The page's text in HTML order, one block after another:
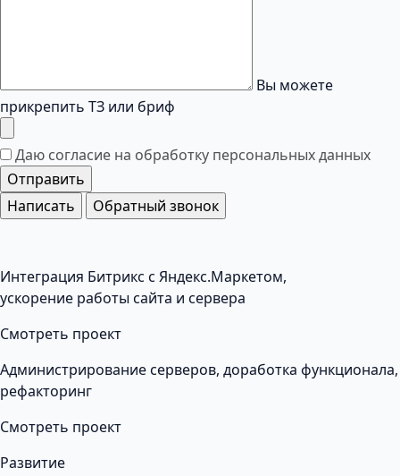
Вы можете
прикрепить ТЗ или бриф
Даю согласие на обработку персональных данных
Отправить
Написать
Обратный звонок
Интеграция Битрикс с Яндекс.Маркетом,
ускорение работы сайта и сервера
Смотреть проект
Администрирование серверов, доработка функционала,
рефакторинг
Смотреть проект
Развитие